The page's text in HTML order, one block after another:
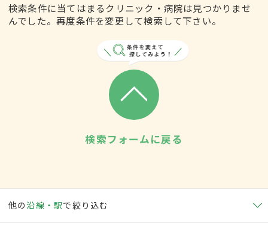
検索条件に当てはまるクリニック・病院は見つかりませ
んでした。再度条件を変更して検索して下さい。
検索フォームに戻る
他の沿線・駅で絞り込む